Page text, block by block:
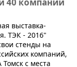
выставка-
ТЭК - 2016"
стенды на
компаний,
с места